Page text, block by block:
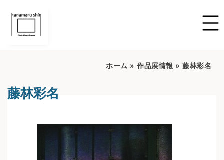
ホーム » 作品展情報 » 藤林彩名
藤林彩名